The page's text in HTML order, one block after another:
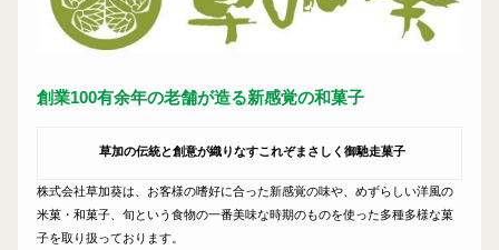
創業100有余年の老舗が造る新感覚の和菓子
草加の伝統と創意が織りなすこれぞまさしく御馳走菓子
株式会社草加葵は、お客様の嗜好に合った新感覚の味や、めずらしい洋風の
米菓・和菓子、旬という食物の一番美味な時期のものを使った多種多様な菓
子を取り扱っております。